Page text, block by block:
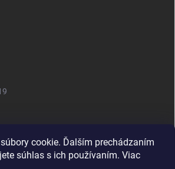
cookie. Ďalším prechádzaním
súhlas s ich používaním. Viac